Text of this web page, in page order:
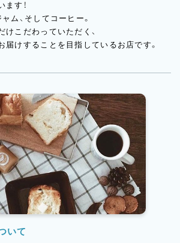
す！
ム、そしてコーヒー。
けこだわっていただく、
届けすることを目指しているお店です。
いて